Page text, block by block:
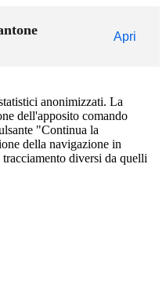
Apri
anonimizzati. La
dell'apposito comando
"Continua la
della navigazione in
diversi da quelli